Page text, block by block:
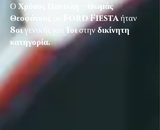
ΟΧρύσος Παντελή – Θωμάς
Θεοφάνους
Ford Fiestaήταν
8οιγενικής και 1οιστηνδικίνητη
κατηγορία.